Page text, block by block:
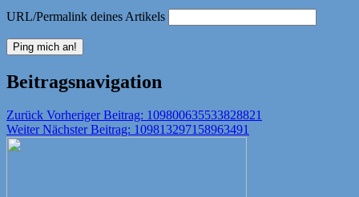
URL/Permalink deines Artikels
Beitragsnavigation
Zurück Vorheriger Beitrag: 109800635533828821
Weiter Nächster Beitrag: 109813297158963491